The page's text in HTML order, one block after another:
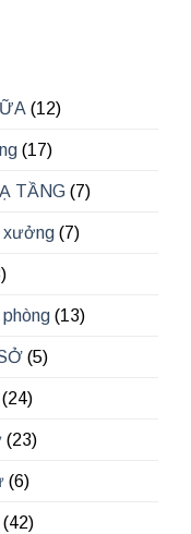
(12)
(17)
TẦNG (7)
xưởng (7)
(13)
(5)
(24)
(23)
(6)
(42)